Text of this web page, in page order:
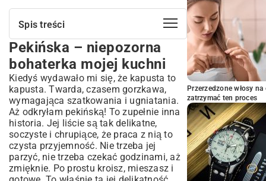
Spis treści
Pekińska – niepozorna bohaterka mojej
kuchni
Klasyk nad klasykami, czyli surówka z
marchewką i kukurydzą
Gdy majonez idzie w odstawkę. Wersja
fit, która zaskakuje smakiem
Na ostatnią chwilę, czyli surówka w 5
minut
Kilka moich sekretów i odpowiedzi na
wasze pytania
Eksperymentuj i znajdź swój smak!
Pekińska – niepozorna
bohaterka mojej kuchni
Kiedyś wydawało mi się, że kapusta to
kapusta. Twarda, czasem gorzkawa,
wymagająca szatkowania i ugniatania.
Aż odkryłam pekińską! To zupełnie inna
historia. Jej liście są tak delikatne,
soczyste i chrupiące, że praca z nią to
czysta przyjemność. Nie trzeba jej
parzyć, nie trzeba czekać godzinami, aż
zmięknie. Po prostu kroisz, mieszasz i
Przerzedzone włosy
zatrzymać ten proces